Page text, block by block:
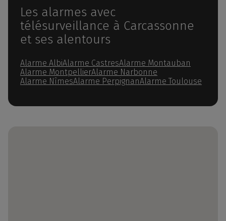
Les alarmes avec
télésurveillance à Carcassonne
et ses alentours
Alarme AlbiAlarme CastresAlarme Montauban
Alarme MontpellierAlarme Narbonne
Alarme NîmesAlarme PerpignanAlarme Toulouse